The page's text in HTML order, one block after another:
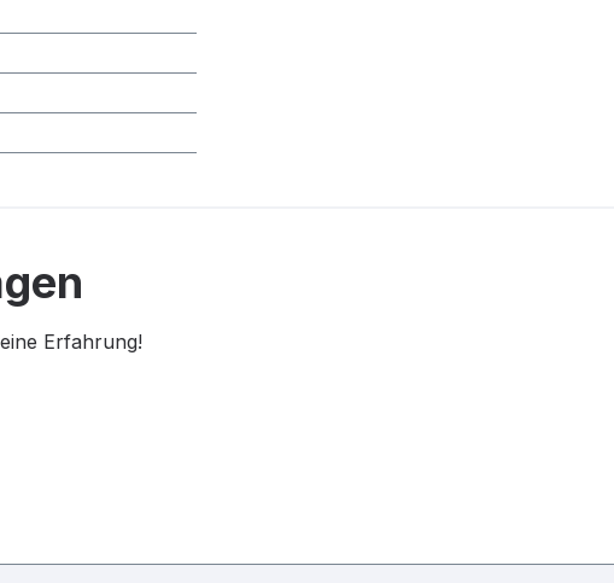
Erfahrung!